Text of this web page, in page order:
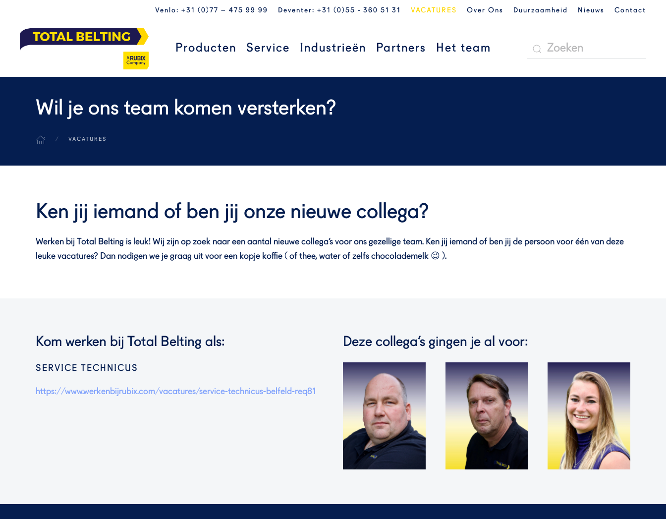
Venlo: +31 (0)77 – 475 99 99 Deventer: +31 (0)55 - 360 51 31 VACATURES Over Ons Duurzaamheid Nieuws Contact
Producten Service Industrieën Partners Het team
Wil je ons team komen versterken?
VACATURES
Ken jij iemand of ben jij onze nieuwe collega?
Werken bij Total Belting is leuk! Wij zijn op zoek naar een aantal nieuwe collega’s voor ons gezellige team. Ken jij iemand of ben jij de persoon voor één van deze
leuke vacatures? Dan nodigen we je graag uit voor een kopje koffie ( of thee, water of zelfs chocolademelk 😉 ).
Kom werken bij Total Belting als:
SERVICE TECHNICUS
https://www.werkenbijrubix.com/vacatures/service-technicus-belfeld-req81
Deze collega’s gingen je al voor: